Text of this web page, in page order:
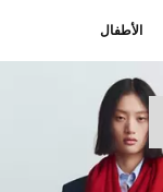
الأطفال